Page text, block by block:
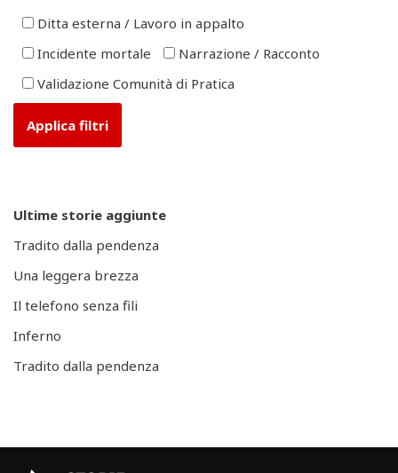
Ditta esterna / Lavoro in appalto
Incidente mortale
Narrazione / Racconto
Validazione Comunità di Pratica
Ultime storie aggiunte
Tradito dalla pendenza
Una leggera brezza
Il telefono senza fili
Inferno
Tradito dalla pendenza